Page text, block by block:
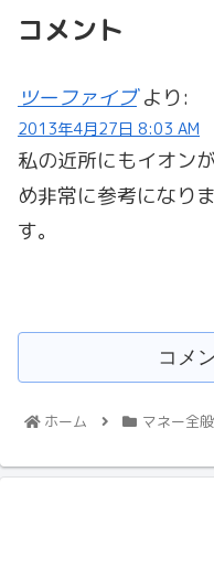
コメント
ツーファイブ より:
2013年4月27日 8:03 AM
私の近所にもイオン
め非常に参考になり
す。
コメ
ホーム マネー全般